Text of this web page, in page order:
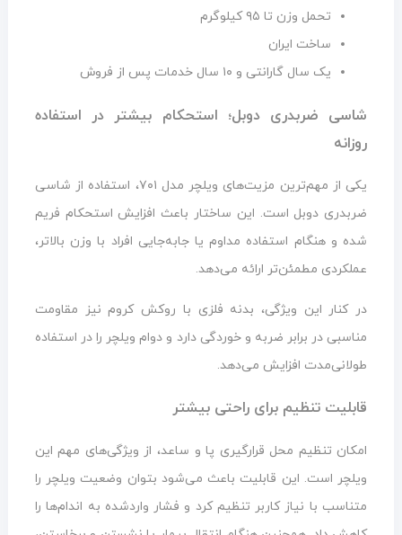
تحمل وزن تا ۹۵ کیلوگرم
ساخت ایران
یک سال گارانتی و ۱۰ سال خدمات پس از فروش
شاسی ضربدری دوبل؛ استحکام بیشتر در استفاده
روزانه
یکی از مهم‌ترین مزیت‌های ویلچر مدل ۷۰۱، استفاده از شاسی
ضربدری دوبل است. این ساختار باعث افزایش استحکام فریم
شده و هنگام استفاده مداوم یا جابه‌جایی افراد با وزن بالاتر،
عملکردی مطمئن‌تر ارائه می‌دهد.
در کنار این ویژگی، بدنه فلزی با روکش کروم نیز مقاومت
مناسبی در برابر ضربه و خوردگی دارد و دوام ویلچر را در استفاده
طولانی‌مدت افزایش می‌دهد.
قابلیت تنظیم برای راحتی بیشتر
امکان تنظیم محل قرارگیری پا و ساعد، از ویژگی‌های مهم این
ویلچر است. این قابلیت باعث می‌شود بتوان وضعیت ویلچر را
متناسب با نیاز کاربر تنظیم کرد و فشار واردشده به اندام‌ها را